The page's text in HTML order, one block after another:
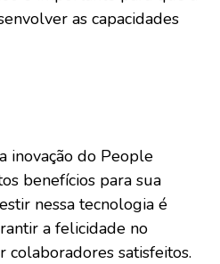
as capacidades
inovação do People
benefícios para sua
nessa tecnologia é
a felicidade no
satisfeitos.